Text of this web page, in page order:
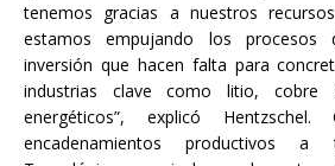
tenemos gracias a nuestros
estamos empujando los
inversión que hacen falta para
industrias clave como litio, cobre
energéticos”, explicó
encadenamientos productivos